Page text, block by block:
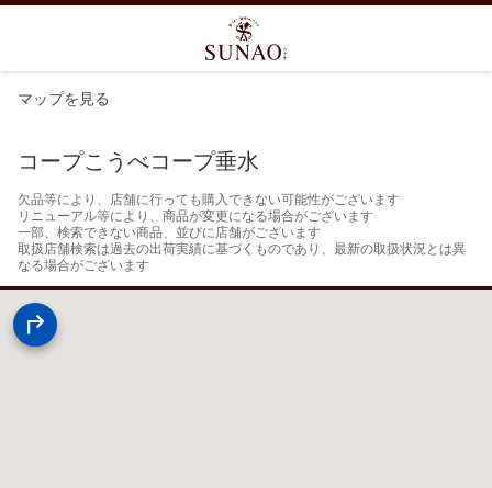
マップを見る
コープこうべコープ垂水
欠品等により、店舗に行っても購入できない可能性がございます
リニューアル等により、商品が変更になる場合がございます
一部、検索できない商品、並びに店舗がございます
取扱店舗検索は過去の出荷実績に基づくものであり、最新の取扱状況とは異
なる場合がございます